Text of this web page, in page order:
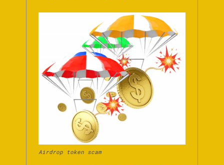
Airdrop token scam